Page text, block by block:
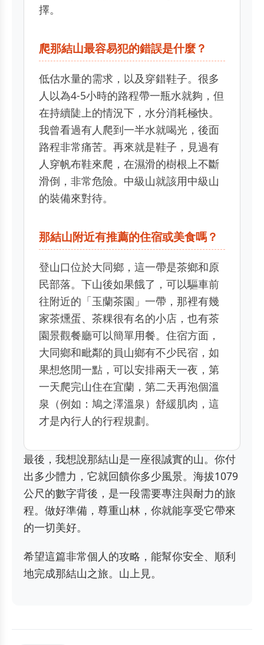
擇。
爬那結山最容易犯的錯誤是什麼？
低估水量的需求，以及穿錯鞋子。很多
人以為4-5小時的路程帶一瓶水就夠，但
在持續陡上的情況下，水分消耗極快。
我曾看過有人爬到一半水就喝光，後面
路程非常痛苦。再來就是鞋子，見過有
人穿帆布鞋來爬，在濕滑的樹根上不斷
滑倒，非常危險。中級山就該用中級山
的裝備來對待。
那結山附近有推薦的住宿或美食嗎？
登山口位於大同鄉，這一帶是茶鄉和原
民部落。下山後如果餓了，可以驅車前
往附近的「玉蘭茶園」一帶，那裡有幾
家茶燻蛋、茶粿很有名的小店，也有茶
園景觀餐廳可以簡單用餐。住宿方面，
大同鄉和毗鄰的員山鄉有不少民宿，如
果想悠閒一點，可以安排兩天一夜，第
一天爬完山住在宜蘭，第二天再泡個溫
泉（例如：鳩之澤溫泉）舒緩肌肉，這
才是內行人的行程規劃。
最後，我想說那結山是一座很誠實的山。你付
出多少體力，它就回饋你多少風景。海拔1079
公尺的數字背後，是一段需要專注與耐力的旅
程。做好準備，尊重山林，你就能享受它帶來
的一切美好。
希望這篇非常個人的攻略，能幫你安全、順利
地完成那結山之旅。山上見。